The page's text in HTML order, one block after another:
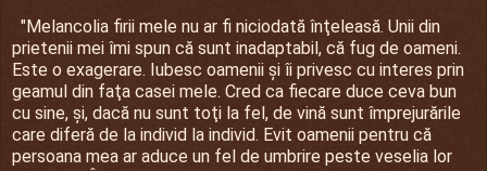
"Melancolia firii mele nu ar fi niciodată înţeleasă. Unii din
prietenii mei îmi spun că sunt inadaptabil, că fug de oameni.
Este o exagerare. Iubesc oamenii şi îi privesc cu interes prin
geamul din faţa casei mele. Cred ca fiecare duce ceva bun
cu sine, şi, dacă nu sunt toţi la fel, de vină sunt împrejurările
care diferă de la individ la individ. Evit oamenii pentru că
persoana mea ar aduce un fel de umbrire peste veselia lor